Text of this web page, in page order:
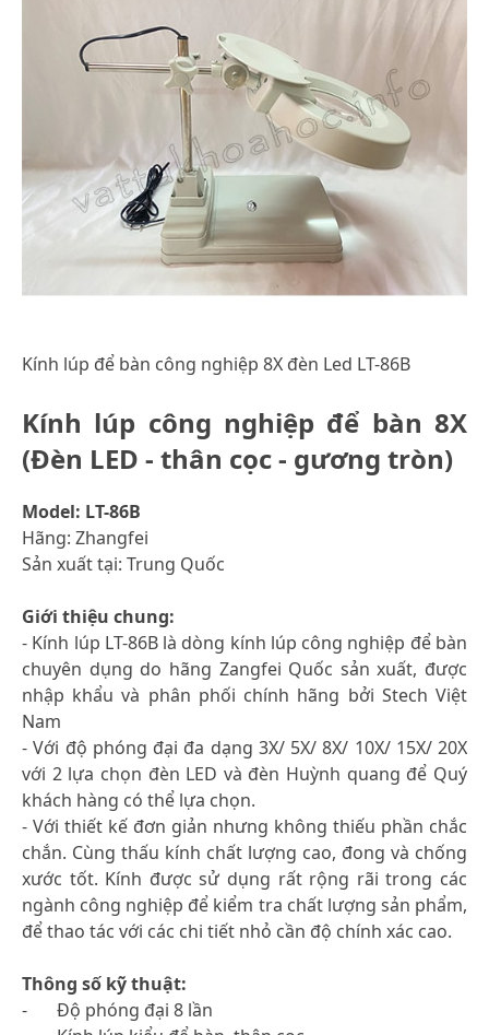
Kính lúp để bàn công nghiệp 8X đèn Led LT-86B
Kính lúp công nghiệp để bàn 8X
(Đèn LED - thân cọc - gương tròn)
Model: LT-86B
Hãng: Zhangfei
Sản xuất tại: Trung Quốc
Giới thiệu chung:
- Kính lúp LT-86B là dòng kính lúp công nghiệp để bàn
chuyên dụng do hãng Zangfei Quốc sản xuất, được
nhập khẩu và phân phối chính hãng bởi Stech Việt
Nam
- Với độ phóng đại đa dạng 3X/ 5X/ 8X/ 10X/ 15X/ 20X
với 2 lựa chọn đèn LED và đèn Huỳnh quang để Quý
khách hàng có thể lựa chọn.
- Với thiết kế đơn giản nhưng không thiếu phần chắc
chắn. Cùng thấu kính chất lượng cao, đong và chống
xước tốt. Kính được sử dụng rất rộng rãi trong các
ngành công nghiệp để kiểm tra chất lượng sản phẩm,
để thao tác với các chi tiết nhỏ cần độ chính xác cao.
Thông số kỹ thuật:
-
Độ phóng đại 8 lần